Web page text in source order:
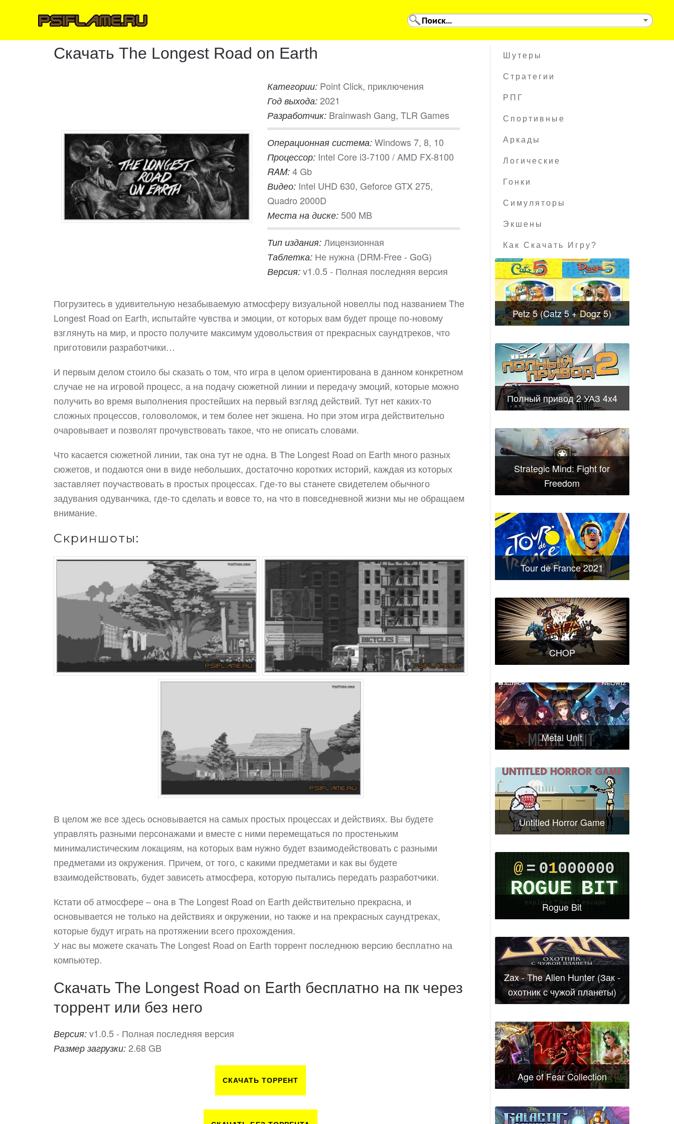
Скачать The Longest Road on Earth
Категории: Point Click, приключения
Год выхода: 2021
Разработчик: Brainwash Gang, TLR Games
Операционная система: Windows 7, 8, 10
Процессор: Intel Core i3-7100 / AMD FX-8100
RAM: 4 Gb
Видео: Intel UHD 630, Geforce GTX 275,
Quadro 2000D
Места на диске: 500 MB
Тип издания: Лицензионная
Таблетка: Не нужна (DRM-Free - GoG)
Версия: v1.0.5 - Полная последняя версия
Погрузитесь в удивительную незабываемую атмосферу визуальной новеллы под названием The
Longest Road on Earth, испытайте чувства и эмоции, от которых вам будет проще по-новому
взглянуть на мир, и просто получите максимум удовольствия от прекрасных саундтреков, что
приготовили разработчики…
И первым делом стоило бы сказать о том, что игра в целом ориентирована в данном конкретном
случае не на игровой процесс, а на подачу сюжетной линии и передачу эмоций, которые можно
получить во время выполнения простейших на первый взгляд действий. Тут нет каких-то
сложных процессов, головоломок, и тем более нет экшена. Но при этом игра действительно
очаровывает и позволят прочувствовать такое, что не описать словами.
Что касается сюжетной линии, так она тут не одна. В The Longest Road on Earth много разных
сюжетов, и подаются они в виде небольших, достаточно коротких историй, каждая из которых
заставляет поучаствовать в простых процессах. Где-то вы станете свидетелем обычного
задувания одуванчика, где-то сделать и вовсе то, на что в повседневной жизни мы не обращаем
внимание.
Скриншоты:
В целом же все здесь основывается на самых простых процессах и действиях. Вы будете
управлять разными персонажами и вместе с ними перемещаться по простеньким
минималистическим локациям, на которых вам нужно будет взаимодействовать с разными
предметами из окружения. Причем, от того, с какими предметами и как вы будете
взаимодействовать, будет зависеть атмосфера, которую пытались передать разработчики.
Кстати об атмосфере – она в The Longest Road on Earth действительно прекрасна, и
основывается не только на действиях и окружении, но также и на прекрасных саундтреках,
которые будут играть на протяжении всего прохождения.
У нас вы можете скачать The Longest Road on Earth торрент последнюю версию бесплатно на
компьютер.
Скачать The Longest Road on Earth бесплатно на пк через
торрент или без него
Версия: v1.0.5 - Полная последняя версия
Размер загрузки: 2.68 GB
СКАЧАТЬ ТОРРЕНТ
Шутеры
Стратегии
РПГ
Спортивные
Аркады
Логические
Гонки
Симуляторы
Экшены
Как Скачать Игру?
Petz 5 (Catz 5 + Dogz 5)
Полный привод 2 УАЗ 4x4
Strategic Mind: Fight for
Freedom
Tour de France 2021
CHOP
Metal Unit
Untitled Horror Game
Rogue Bit
Zax - The Alien Hunter (Зак -
охотник с чужой планеты)
Age of Fear Collection